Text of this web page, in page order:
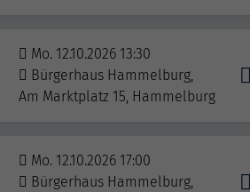
Mo. 12.10.2026 13:30
Bürgerhaus Hammelburg,
Am Marktplatz 15, Hammelburg
Mo. 12.10.2026 17:00
Bürgerhaus Hammelburg,